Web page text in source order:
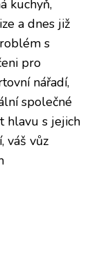
kuchyň,
a dnes již
s
pro
nářadí,
společné
hlavu s jejich
váš vůz